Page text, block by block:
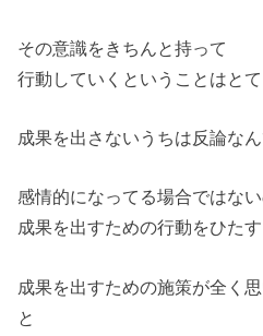
その意識をきちんと持って
行動していくということはと
成果を出さないうちは反論な
感情的になってる場合ではない
成果を出すための行動をひた
成果を出すための施策が全く
と